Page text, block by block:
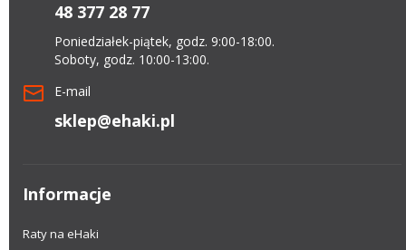
48 377 28 77
Poniedziałek-piątek, godz. 9:00-18:00.
Soboty, godz. 10:00-13:00.
E-mail
sklep@ehaki.pl
Informacje
Raty na eHaki